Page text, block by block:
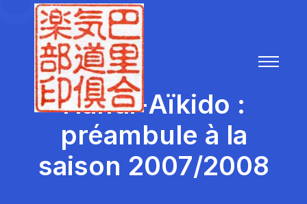
Handi-Aïkido :
préambule à la
saison 2007/2008